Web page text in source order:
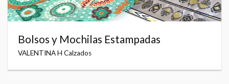
Bolsos y Mochilas Estampadas
VALENTINA H Calzados